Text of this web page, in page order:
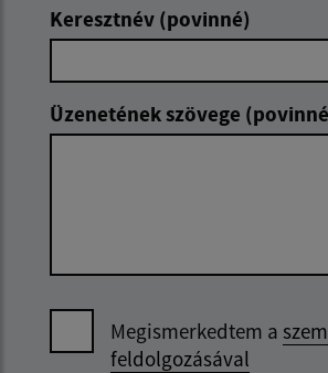
Keresztnév (povinné)
Üzenetének szövege
Megismerkedtem a
feldolgozásával